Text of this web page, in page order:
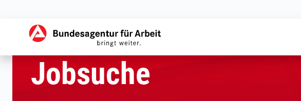
Startseite
Jobsuche